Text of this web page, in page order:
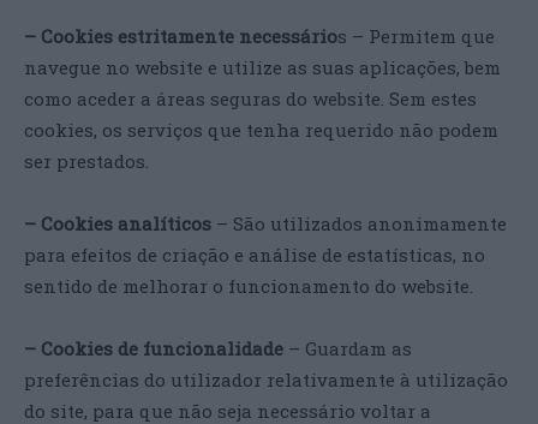
– Cookies estritamente necessários – Permitem que
navegue no website e utilize as suas aplicações, bem
como aceder a áreas seguras do website. Sem estes
cookies, os serviços que tenha requerido não podem
ser prestados.
– Cookies analíticos – São utilizados anonimamente
para efeitos de criação e análise de estatísticas, no
sentido de melhorar o funcionamento do website.
– Cookies de funcionalidade – Guardam as
preferências do utilizador relativamente à utilização
do site, para que não seja necessário voltar a